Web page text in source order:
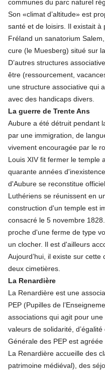
communes du parc naturel
Son «climat d’altitude» est
santé et de loisirs. Il existait
Fréland un sanatorium
cure (le Muesberg) situé sur
D’autres structures
être (ressourcement,
une structure associative qui
avec des handicaps divers.
La guerre de Trente Ans
Aubure a été détruit pendant
par une immigration, de
vivement encouragée par le
Louis XIV fit fermer le temple
quarante années
d'Aubure se reconstitue
Luthériens se réunissent en
construction d'un temple est
consacré le 5 novembre
proche d'une ferme de type
un clocher. Il est d'ailleurs
Aujourd’hui, il existe sur
deux cimetières.
La Renardière
La Renardière est une
PEP (Pupilles de
associations qui agit pour
valeurs de solidarité, d’égalité
Générale des PEP est
La Renardière accueille des
patrimoine médiéval), des